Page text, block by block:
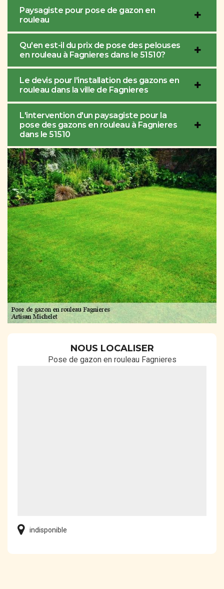
Paysagiste pour pose de gazon en
rouleau
Qu'en est-il du prix de pose des pelouses
en rouleau à Fagnieres dans le 51510?
Le devis pour l'installation des gazons en
rouleau dans la ville de Fagnieres
L'intervention d'un paysagiste pour la
pose des gazons en rouleau à Fagnieres
dans le 51510
NOUS LOCALISER
Pose de gazon en rouleau Fagnieres
indisponible